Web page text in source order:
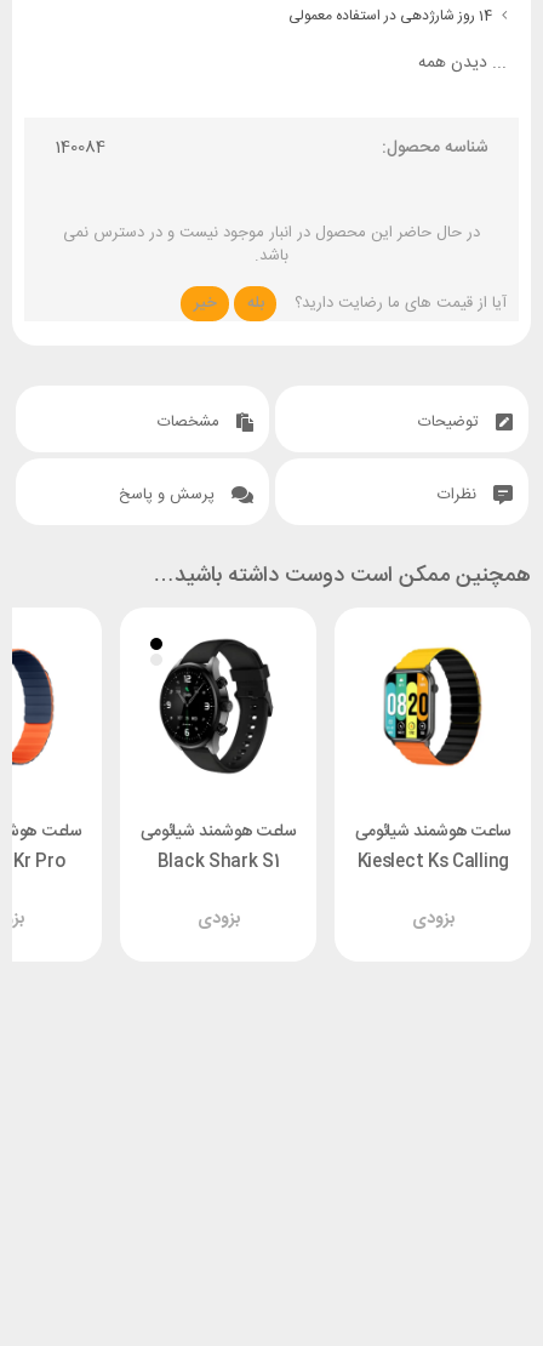
... دیدن همه
شناسه محصول: 140084
در حال حاضر این محصول در انبار موجود نیست و در دسترس نمی
باشد.
آیا از قیمت های ما رضایت دارید؟
بله خیر
توضیحات مشخصات
نظرات پرسش و پاسخ
همچنین ممکن است دوست داشته باشید…
ساعت هوشمند شیائومی
Kieslect Ks Calling
بزودی
ساعت هوشمند شیائومی
Black Shark S1
بزودی
ساعت
Kr Pro